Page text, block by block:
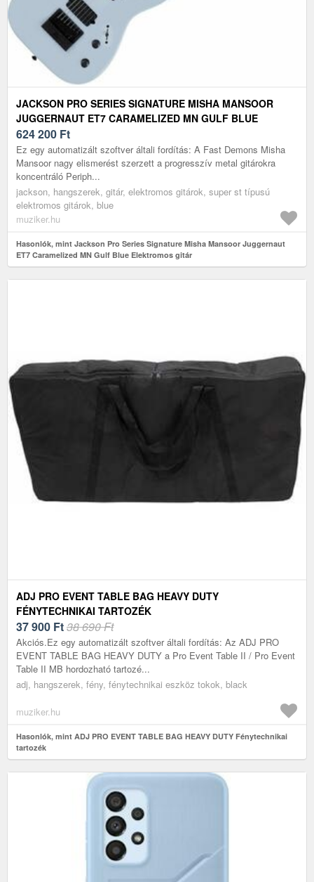
JACKSON PRO SERIES SIGNATURE MISHA MANSOOR
JUGGERNAUT ET7 CARAMELIZED MN GULF BLUE
ELEKTROMOS GITÁR
624 200 Ft
Ez egy automatizált szoftver általi fordítás: A Fast Demons Misha
Mansoor nagy elismerést szerzett a progresszív metal gitárokra
koncentráló Periph...
jackson, hangszerek, gitár, elektromos gitárok, super st típusú
elektromos gitárok, blue
muziker.hu
Hasonlók, mint Jackson Pro Series Signature Misha Mansoor Juggernaut
ET7 Caramelized MN Gulf Blue Elektromos gitár
ADJ PRO EVENT TABLE BAG HEAVY DUTY
FÉNYTECHNIKAI TARTOZÉK
37 900 Ft38 690 Ft
Akciós.Ez egy automatizált szoftver általi fordítás: Az ADJ PRO
EVENT TABLE BAG HEAVY DUTY a Pro Event Table II / Pro Event
Table II MB hordozható tartozé...
adj, hangszerek, fény, fénytechnikai eszköz tokok, black
muziker.hu
Hasonlók, mint ADJ PRO EVENT TABLE BAG HEAVY DUTY Fénytechnikai
tartozék